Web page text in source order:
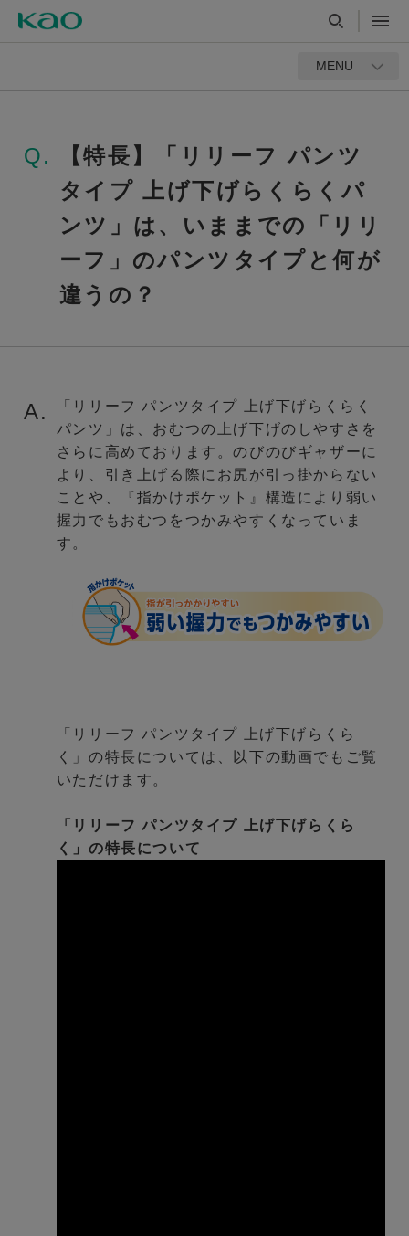
MENU
Q.
【特長】「リリーフ パンツ
タイプ 上げ下げらくらくパ
ンツ」は、いままでの「リリ
ーフ」のパンツタイプと何が
違うの？
A.
「リリーフ パンツタイプ 上げ下げらくらく
パンツ」は、おむつの上げ下げのしやすさを
さらに高めております。のびのびギャザーに
より、引き上げる際にお尻が引っ掛からない
ことや、『指かけポケット』構造により弱い
握力でもおむつをつかみやすくなっていま
す。
「リリーフ パンツタイプ 上げ下げらくら
く」の特長については、以下の動画でもご覧
いただけます。
「リリーフ パンツタイプ 上げ下げらくら
く」の特長について